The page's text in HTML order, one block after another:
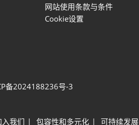
网站使用条款与条件
Cookie设置
备2024188236号-3
入我们 包容性和多元化 可持续发展